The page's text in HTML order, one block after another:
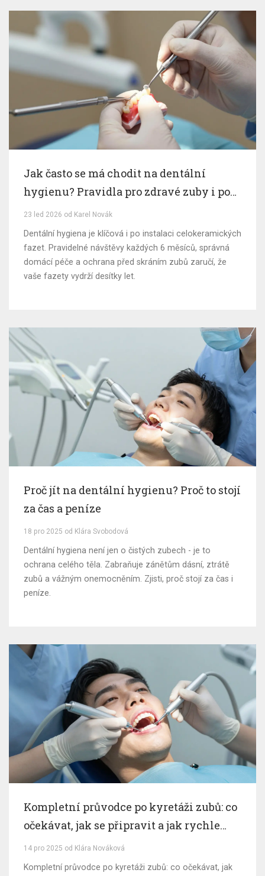
Jak často se má chodit na dentální
hygienu? Pravidla pro zdravé zuby i po
fazetách
23 led 2026 od Karel Novák
Dentální hygiena je klíčová i po instalaci celokeramických
fazet. Pravidelné návštěvy každých 6 měsíců, správná
domácí péče a ochrana před skráním zubů zaručí, že
vaše fazety vydrží desítky let.
Proč jít na dentální hygienu? Proč to stojí
za čas a peníze
18 pro 2025 od Klára Svobodová
Dentální hygiena není jen o čistých zubech - je to
ochrana celého těla. Zabraňuje zánětům dásní, ztrátě
zubů a vážným onemocněním. Zjisti, proč stojí za čas i
peníze.
Kompletní průvodce po kyretáži zubů: co
očekávat, jak se připravit a jak rychle
zacelit dásně
14 pro 2025 od Klára Nováková
Kompletní průvodce po kyretáži zubů: co očekávat, jak